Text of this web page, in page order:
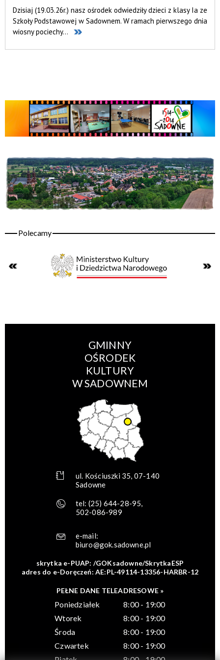
Dzisiaj (19.03.26r.) nasz ośrodek odwiedziły dzieci z klasy Ia ze
Szkoły Podstawowej w Sadownem. W ramach pierwszego dnia
wiosny pociechy...
GMINNY
OŚRODEK
KULTURY
W SADOWNEM
ul. Kościuszki 35, 07-140
Sadowne
tel: (25) 644-28-95,
502-086-989
e-mail:
biuro@gok.sadowne.pl
skrytka e-PUAP: /GOKsadowne/SkrytkaESP
adres do e-Doręczeń: AE:PL-49114-13356-HARBR-12
PEŁNE DANE TELEADRESOWE »
Poniedziałek
8:00 - 19:00
Wtorek
8:00 - 19:00
Środa
8:00 - 19:00
Czwartek
8:00 - 19:00